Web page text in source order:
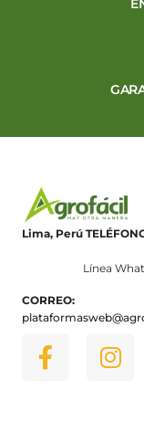
Lima, Perú
Línea
CORREO: